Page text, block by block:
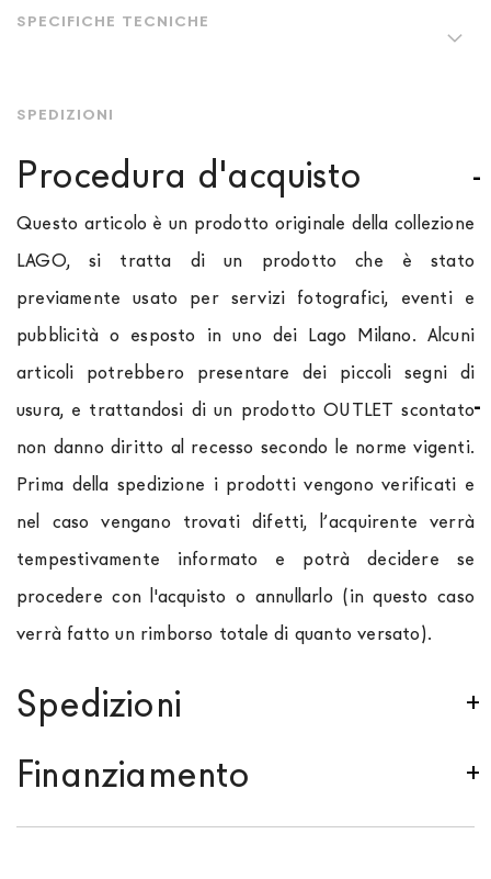
SPECIFICHE TECNICHE
SPEDIZIONI
Procedura d'acquisto
Questo articolo è un prodotto originale della collezione
LAGO, si tratta di un prodotto che è stato
previamente usato per servizi fotografici, eventi e
pubblicità o esposto in uno dei Lago Milano. Alcuni
articoli potrebbero presentare dei piccoli segni di
usura, e trattandosi di un prodotto OUTLET scontato
non danno diritto al recesso secondo le norme vigenti.
Prima della spedizione i prodotti vengono verificati e
nel caso vengano trovati difetti, l’acquirente verrà
tempestivamente informato e potrà decidere se
procedere con l'acquisto o annullarlo (in questo caso
verrà fatto un rimborso totale di quanto versato).
Spedizioni
Forniture Europaègratuita in Italia
, invece è
Finanziamento